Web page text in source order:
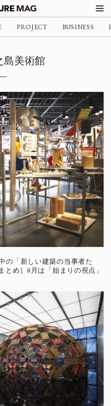
PROJECT BUSINESS
島美術館
の「新しい建築の当事者た
め］8月は「始まりの視点」